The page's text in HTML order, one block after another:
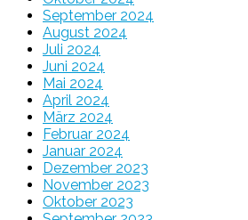
September 2024
August 2024
Juli 2024
Juni 2024
Mai 2024
April 2024
März 2024
Februar 2024
Januar 2024
Dezember 2023
November 2023
Oktober 2023